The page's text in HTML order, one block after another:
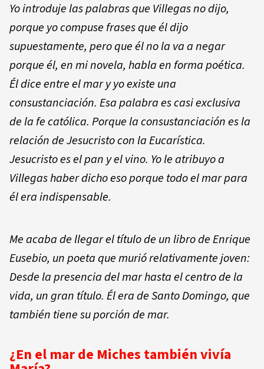
Yo introduje las palabras que Villegas no dijo,
porque yo compuse frases que él dijo
supuestamente, pero que él no la va a negar
porque él, en mi novela, habla en forma poética.
Él diceentre el mar y yo existe una
consustanciación. Esa palabra es casi exclusiva
de la fe católica. Porque la consustanciación es la
relación de Jesucristo con la Eucarística.
Jesucristo es el pan y el vino. Yo le atribuyo a
Villegas haber dicho eso porque todo el mar para
él era indispensable.
Me acaba de llegar el título de un libro de Enrique
Eusebio, un poeta que murió relativamente joven:
Desde la presencia del mar hasta el centro de la
vida, un gran título. Él era de Santo Domingo, que
también tiene su porción de mar.
¿En el mar de Miches también vivía